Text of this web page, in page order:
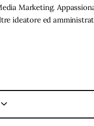
Marketing.
ideatore ed